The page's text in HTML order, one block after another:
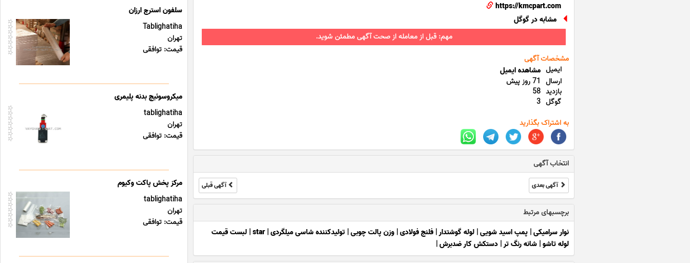
https://kmcpart.com
مشابه در گوگل
مهم: قبل از معامله از صحت آگهی مطمئن شوید.
مشخصات آگهی
ایمیل مشاهده ایمیل
ارسال 71 روز پیش
بازدید 58
گوگل 3
به اشتراک بگذارید
انتخاب آگهی
آگهی بعدی آگهی قبلی
برچسبهای مرتبط
نوار سرامیکی|پمپ اسید شویی|لوله گوشتدار|فلنج فولادی|وزن پالت چوبی|تولیدکننده شاسی میلگردی|
star
|لبست قیمت
لوله تاشو|شانه رنگ تر|دستکش کار ضدبرش|
سلفون استرچ ارزان
Tablighatiha
تهران
قیمت: توافقی
میکروسوئیچ بدنه پلیمری
tablighatiha
تهران
قیمت: توافقی
مرکز پخش پاکت وکیوم
tablighatiha
تهران
قیمت: توافقی